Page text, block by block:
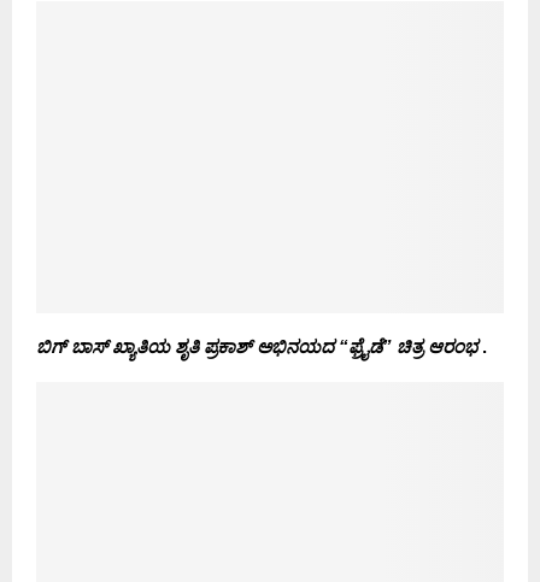
ಬಿಗ್ ಬಾಸ್ ಖ್ಯಾತಿಯ ಶೃತಿ ಪ್ರಕಾಶ್ ಅಭಿನಯದ “ಫ್ರೈಡೆ” ಚಿತ್ರ ಆರಂಭ.